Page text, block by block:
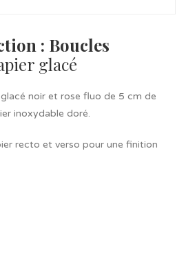
: Boucles
glacé
noir et rose fluo de 5 cm de
inoxydable doré.
recto et verso pour une finition